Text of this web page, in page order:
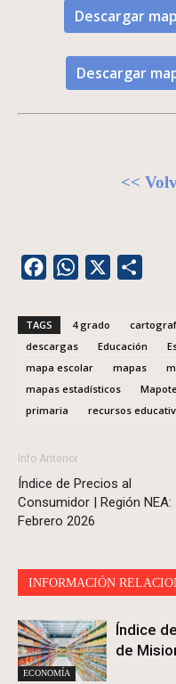
Descargar
Descargar
<<
FacebookWhatsApp
TAGS 4 grado
descargas
Educación
mapa escolar
mapas
mapas estadísticos
primaria
recursos
Info Anterior
Índice de Precios al
Consumidor | Región NEA:
Febrero 2026
INFORMACIÓN
ECONOMÍA
Índice
de